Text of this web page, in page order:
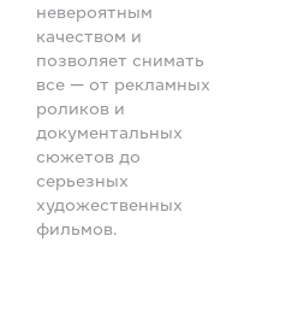
невероятным
качеством и
позволяет снимать
все — от рекламных
роликов и
документальных
сюжетов до
серьезных
художественных
фильмов.